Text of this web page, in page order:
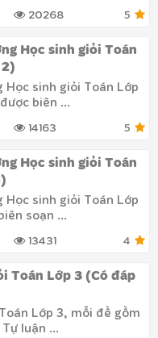
20268 5
Học sinh giỏi Toán
Học sinh giỏi Toán Lớp
biên ...
14163 5
Học sinh giỏi Toán
Học sinh giỏi Toán Lớp
soạn ...
13431 4
Toán Lớp 3 (Có đáp
Lớp 3, mỗi đề gồm
luận ...